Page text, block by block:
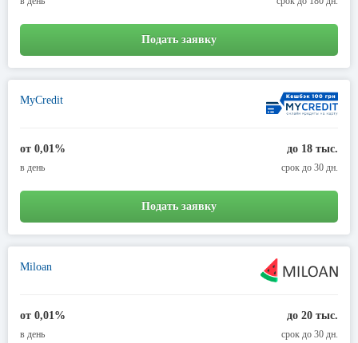
Подать заявку
MyCredit
от 0,01%
в день
до 18 тыс.
срок до 30 дн.
Подать заявку
Miloan
от 0,01%
в день
до 20 тыс.
срок до 30 дн.